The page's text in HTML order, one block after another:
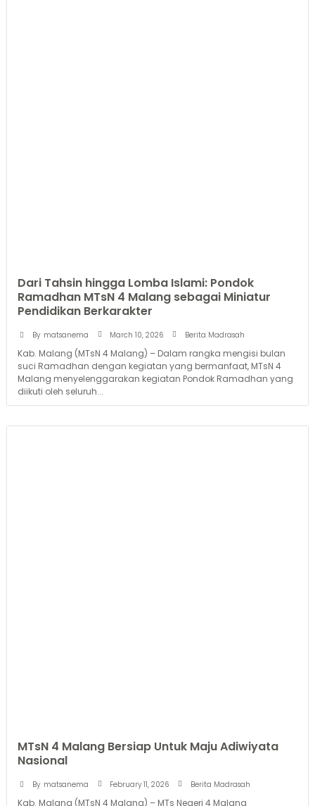
Dari Tahsin hingga Lomba Islami: Pondok
Ramadhan MTsN 4 Malang sebagai Miniatur
Pendidikan Berkarakter
By matsanema March 10, 2026 Berita Madrasah
Kab. Malang (MTsN 4 Malang) – Dalam rangka mengisi bulan
suci Ramadhan dengan kegiatan yang bermanfaat, MTsN 4
Malang menyelenggarakan kegiatan Pondok Ramadhan yang
diikuti oleh seluruh...
MTsN 4 Malang Bersiap Untuk Maju Adiwiyata
Nasional
By matsanema February 11, 2026 Berita Madrasah
Kab. Malang (MTsN 4 Malang) – MTs Negeri 4 Malang